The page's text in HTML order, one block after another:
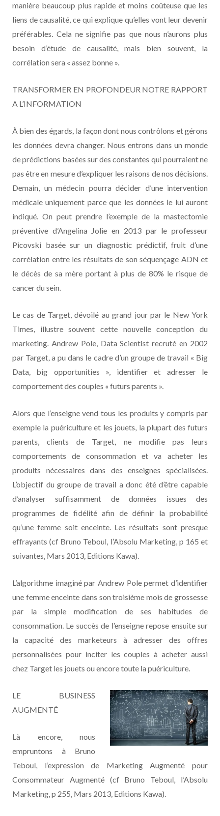
manière beaucoup plus rapide et moins coûteuse que les
liens de causalité, ce qui explique qu’elles vont leur devenir
préférables. Cela ne signifie pas que nous n’aurons plus
besoin d’étude de causalité, mais bien souvent, la
corrélation sera « assez bonne ».
TRANSFORMER EN PROFONDEUR NOTRE RAPPORT
A L’INFORMATION
À bien des égards, la façon dont nous contrôlons et gérons
les données devra changer. Nous entrons dans un monde
de prédictions basées sur des constantes qui pourraient ne
pas être en mesure d’expliquer les raisons de nos décisions.
Demain, un médecin pourra décider d’une intervention
médicale uniquement parce que les données le lui auront
indiqué. On peut prendre l’exemple de la mastectomie
préventive d’Angelina Jolie en 2013 par le professeur
Picovski basée sur un diagnostic prédictif, fruit d’une
corrélation entre les résultats de son séquençage ADN et
le décès de sa mère portant à plus de 80% le risque de
cancer du sein.
Le cas de Target, dévoilé au grand jour par le New York
Times, illustre souvent cette nouvelle conception du
marketing. Andrew Pole, Data Scientist recruté en 2002
par Target, a pu dans le cadre d’un groupe de travail « Big
Data, big opportunities », identifier et adresser le
comportement des couples « futurs parents ».
Alors que l’enseigne vend tous les produits y compris par
exemple la puériculture et les jouets, la plupart des futurs
parents, clients de Target, ne modifie pas leurs
comportements de consommation et va acheter les
produits nécessaires dans des enseignes spécialisées.
L’objectif du groupe de travail a donc été d’être capable
d’analyser suffisamment de données issues des
programmes de fidélité afin de définir la probabilité
qu’une femme soit enceinte. Les résultats sont presque
effrayants (cf Bruno Teboul, l’Absolu Marketing, p 165 et
suivantes, Mars 2013, Editions Kawa).
L’algorithme imaginé par Andrew Pole permet d’identifier
une femme enceinte dans son troisième mois de grossesse
par la simple modification de ses habitudes de
consommation. Le succès de l’enseigne repose ensuite sur
la capacité des marketeurs à adresser des offres
personnalisées pour inciter les couples à acheter aussi
chez Target les jouets ou encore toute la puériculture.
LE BUSINESS
AUGMENTÉ
Là encore, nous
empruntons à Bruno
Teboul, l’expression de Marketing Augmenté pour
Consommateur Augmenté (cf Bruno Teboul, l’Absolu
Marketing, p 255, Mars 2013, Editions Kawa).